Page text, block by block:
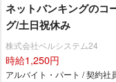
ネットバンキングのコ
グ/土日祝休み
株式会社ベルシステム24
時給1,250円
アルバイト・パート / 契約社